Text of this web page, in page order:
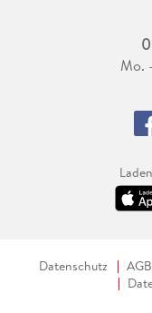
Mo.
Datenschutz AGB